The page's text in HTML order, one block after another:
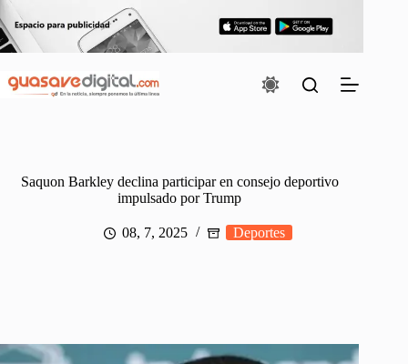
al
contenido
Saquon Barkley declina participar en consejo deportivo
impulsado por Trump
08, 7, 2025 Deportes